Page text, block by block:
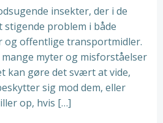
insekter, der i de
stigende problem i både
og offentlige transportmidler.
myter og misforståelser
kan gøre det svært at vide,
sig mod dem, eller
op, hvis […]